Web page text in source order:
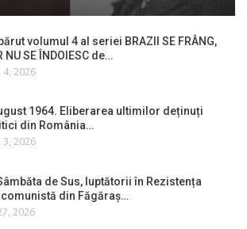
volumul 4 al seriei BRAZII SE FRÂNG,
NU SE ÎNDOIESC de…
4, 2026
1964. Eliberarea ultimilor deținuți
din România…
3, 2026
de Sus, luptătorii în Rezistența
din Făgăraș…
2026